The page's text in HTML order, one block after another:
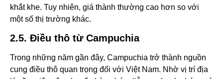
khắt khe. Tuy nhiên, giá thành thường cao hơn so với
một số thị trường khác.
2.5. Điều thô từ Campuchia
Trong những năm gần đây, Campuchia trở thành nguồn
cung điều thô quan trọng đối với Việt Nam. Nhờ vị trí địa